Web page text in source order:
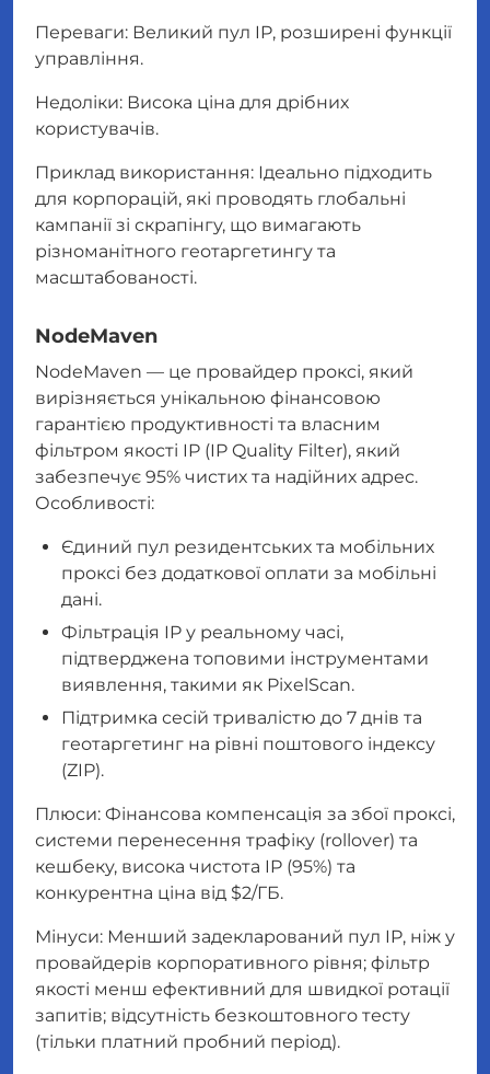
Переваги: Великий пул IP, розширені функції
управління.
Недоліки: Висока ціна для дрібних
користувачів.
Приклад використання: Ідеально підходить
для корпорацій, які проводять глобальні
кампанії зі скрапінгу, що вимагають
різноманітного геотаргетингу та
масштабованості.
NodeMaven
NodeMaven — це провайдер проксі, який
вирізняється унікальною фінансовою
гарантією продуктивності та власним
фільтром якості IP (IP Quality Filter), який
забезпечує 95% чистих та надійних адрес.
Особливості:
Єдиний пул резидентських та мобільних
проксі без додаткової оплати за мобільні
дані.
Фільтрація IP у реальному часі,
підтверджена топовими інструментами
виявлення, такими як PixelScan.
Підтримка сесій тривалістю до 7 днів та
геотаргетинг на рівні поштового індексу
(ZIP).
Плюси: Фінансова компенсація за збої проксі,
системи перенесення трафіку (rollover) та
кешбеку, висока чистота IP (95%) та
конкурентна ціна від $2/ГБ.
Мінуси: Менший задекларований пул IP, ніж у
провайдерів корпоративного рівня; фільтр
якості менш ефективний для швидкої ротації
запитів; відсутність безкоштовного тесту
(тільки платний пробний період).